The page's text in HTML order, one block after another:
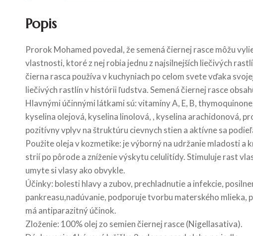
Popis
Prorok Mohamed povedal, že semená čiernej rasce môžu
vlastnosti, ktoré z nej robia jednu z najsilnejších liečivých
čierna rasca používa v kuchyniach po celom svete vďaka
liečivých rastlín v histórii ľudstva. Semená čiernej rasce
Hlavnými účinnými látkami sú: vitamíny A, E, B,
kyselina olejová, kyselina linolová, , kyselina arachidonová,
pozitívny vplyv na štruktúru cievnych stien a aktívne sa
Použite oleja v kozmetike: je výborný na udržanie mladosti
strií po pôrode a zníženie výskytu celulitídy. Stimuluje rast
umyte si vlasy ako obvykle.
Účinky: bolesti hlavy a zubov, prechladnutie a infekcie,
pankreasu,nadúvanie, podporuje tvorbu materského mlieka,
má antiparazitný účinok.
Zloženie: 100% olej zo semien čiernej rasce (Nigellasativa).